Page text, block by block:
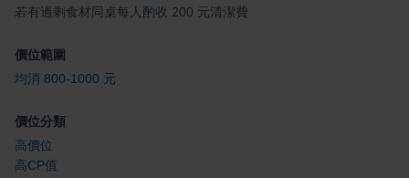
若有過剩食材同桌每人酌收 200 元清潔費
價位範圍
均消 800-1000 元
價位分類
高價位
高CP值